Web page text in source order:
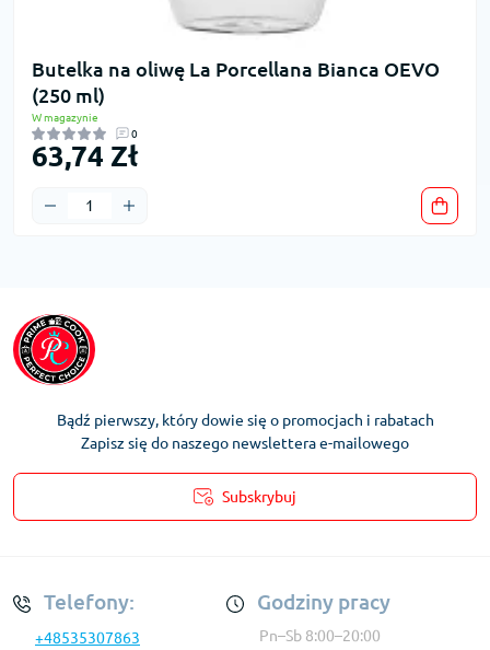
Butelka na oliwę La Porcellana Bianca OEVO
(250 ml)
W magazynie
0
63,74 Zł
Bądź pierwszy, który dowie się o promocjach i rabatach
Zapisz się do naszego newslettera e-mailowego
Subskrybuj
Telefony:
+48535307863
Godziny pracy
Pn–Sb 8:00–20:00